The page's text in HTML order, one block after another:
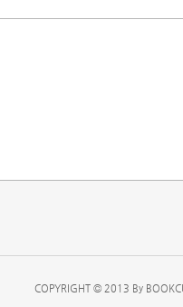
COPYRIGHT © 2013 By